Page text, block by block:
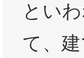
とい
て、